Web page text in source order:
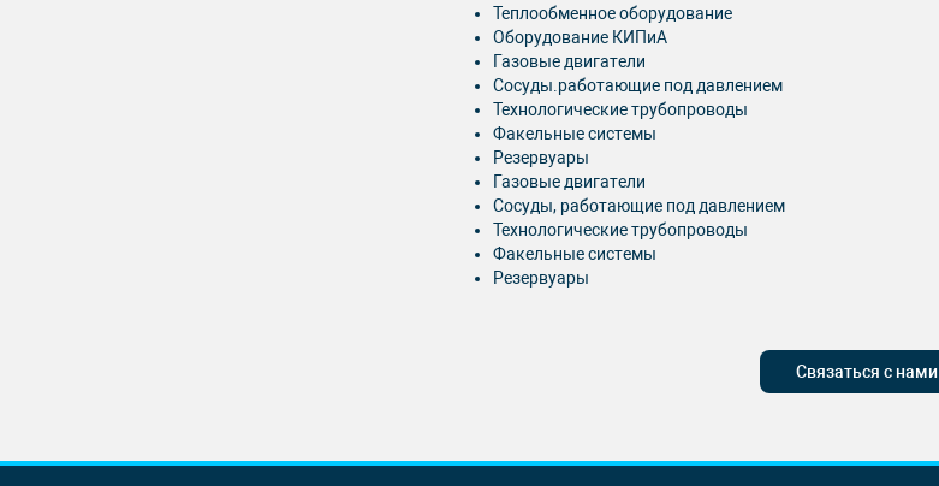
Теплообменное оборудование
Оборудование КИПиА
Газовые двигатели
Сосуды.работающие под давлением
Технологические трубопроводы
Факельные системы
Резервуары
Газовые двигатели
Сосуды, работающие под давлением
Технологические трубопроводы
Факельные системы
Резервуары
Связаться с нами